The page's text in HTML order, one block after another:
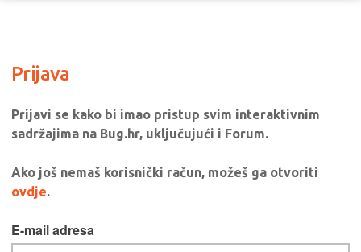
Prijava
Prijavi se kako bi imao pristup svim interaktivnim
sadržajima na Bug.hr, uključujući i Forum.
Ako još nemaš korisnički račun, možeš ga otvoriti
ovdje.
E-mail adresa